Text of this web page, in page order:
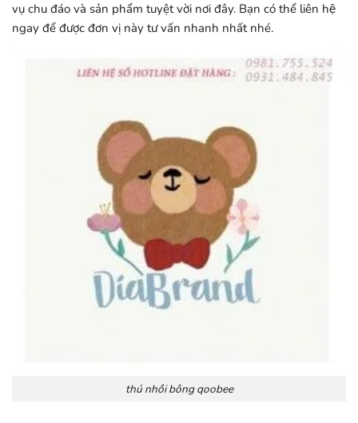
vụ chu đáo và sản phẩm tuyệt vời nơi đây. Bạn có thể liên hệ
ngay để được đơn vị này tư vấn nhanh nhất nhé.
thú nhồi bông qoobee